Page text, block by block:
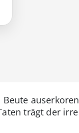
auserkoren
trägt der irre